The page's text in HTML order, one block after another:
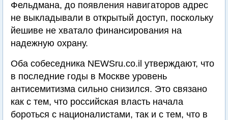
Фельдмана, до появления навигаторов адрес
не выкладывали в открытый доступ, поскольку
йешиве не хватало финансирования на
надежную охрану.
Оба собеседника NEWSru.co.il утверждают, что
в последние годы в Москве уровень
антисемитизма сильно снизился. Это связано
как с тем, что российская власть начала
бороться с националистами, так и с тем, что в